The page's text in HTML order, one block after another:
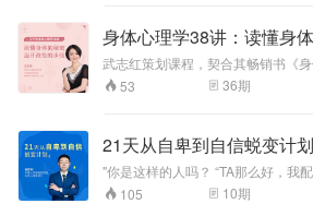
苏阳阳博士将帮助你： 1.疗愈失眠，
质睡眠 2.卸下身心压力，不再受焦
平和 3.清除大脑杂念和负面情绪，使
谐 4.疗愈被慢性不适困扰的人 5.用科
发大脑潜能，提升个人专注力
身体心理学38讲：读懂身
变步伐
武志红策划课程，契合其畅销书《
案》理念； 平台力推、市面稀缺深
绕创伤、情绪、亲密关系、活力等热
体、疏解情绪、促进关系； 另课程
版本，给予练习舞动的动作指点及要
53 36期
21天从自卑到自信蜕变计划
"你是这样的人吗？ “TA那么好，我配
行，我会把事情搞砸的” “TA是不是不
面前没法儿自信汇报成绩，别人在台
105 10期